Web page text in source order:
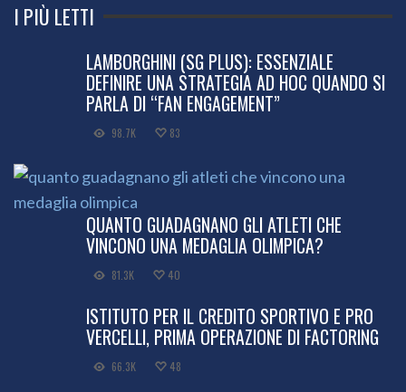
I PIÙ LETTI
LAMBORGHINI (SG PLUS): ESSENZIALE
DEFINIRE UNA STRATEGIA AD HOC QUANDO SI
PARLA DI “FAN ENGAGEMENT”
98.7K 83
QUANTO GUADAGNANO GLI ATLETI CHE
VINCONO UNA MEDAGLIA OLIMPICA?
81.3K 40
ISTITUTO PER IL CREDITO SPORTIVO E PRO
VERCELLI, PRIMA OPERAZIONE DI FACTORING
66.3K 48